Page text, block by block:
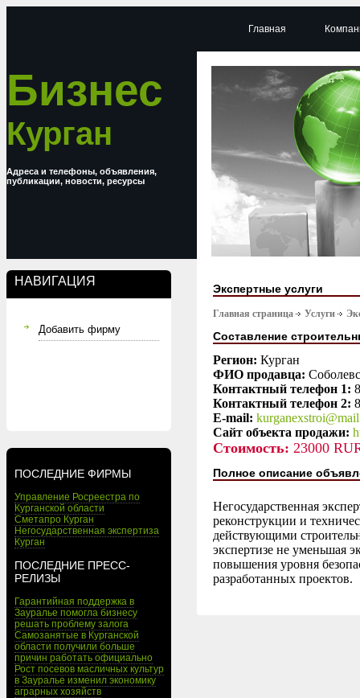
Бизнес
Курган
Адреса и телефоны, объявления,
публикации, новости, ресурсы
НАВИГАЦИЯ
Добавить фирму
ПОСЛЕДНИЕ ФИРМЫ
Управление Росреестра по
Курганской области
Сметапро Курган
Негосударственная экспертиза
Курган
ПОСЛЕДНИЕ ПРЕСС-
РЕЛИЗЫ
Гарантийная поддержка в
Зауралье помогла бизнесу
решать проблему залога
Самозанятые в Курганской
области получили больше
причин работать официально
Рост посевов масличных культур
в Зауралье изменил экономику
аграрных хозяйств
Главная
Экспертные услуги
Главная страница Услуги
Составление
Регион: Курган
ФИО продавца:
Контактный телефон 1:
Контактный телефон 2:
E-mail:
Сайт объекта продажи:
Стоимость: 23000
Полное описание
Негосударственная
реконструкции и
действующими
экспертизе не уменьшая
повышения уровня
разработанных проектов.